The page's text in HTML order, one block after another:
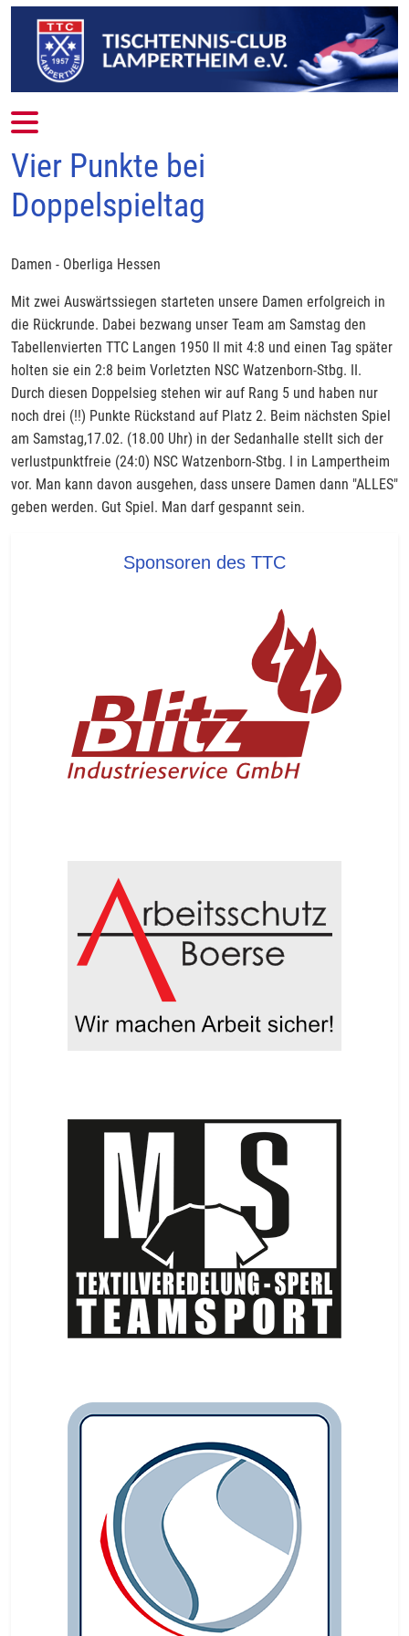
Mobile Menu Toggle
Vier Punkte bei
Doppelspieltag
Damen - Oberliga Hessen
Mit zwei Auswärtssiegen starteten unsere Damen erfolgreich in
die Rückrunde. Dabei bezwang unser Team am Samstag den
Tabellenvierten TTC Langen 1950 II mit 4:8 und einen Tag später
holten sie ein 2:8 beim Vorletzten NSC Watzenborn-Stbg. II.
Durch diesen Doppelsieg stehen wir auf Rang 5 und haben nur
noch drei (!!) Punkte Rückstand auf Platz 2. Beim nächsten Spiel
am Samstag,17.02. (18.00 Uhr) in der Sedanhalle stellt sich der
verlustpunktfreie (24:0) NSC Watzenborn-Stbg. I in Lampertheim
vor. Man kann davon ausgehen, dass unsere Damen dann "ALLES"
geben werden. Gut Spiel. Man darf gespannt sein.
Sponsoren des TTC